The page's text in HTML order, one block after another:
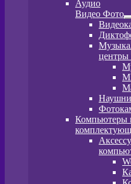
Аудио
Видео Фото
центры
Компьютеры